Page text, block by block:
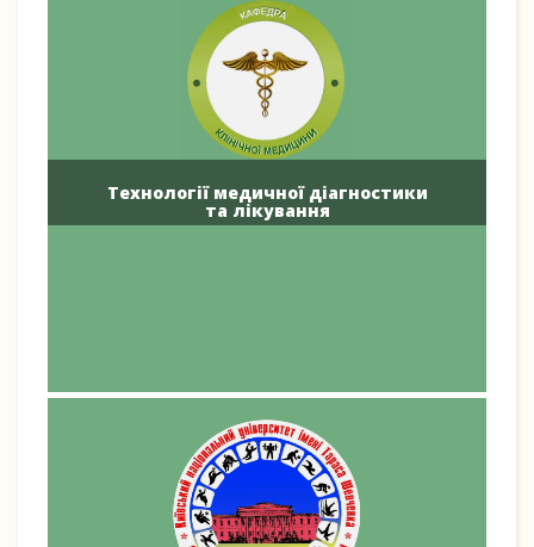
Технології медичної діагностики
та лікування